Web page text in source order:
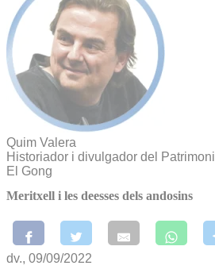
Quim Valera
Historiador i divulgador del Patrimoni
El Gong
Meritxell i les deesses dels andosins
dv., 09/09/2022